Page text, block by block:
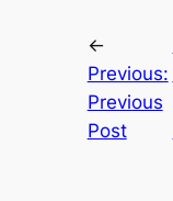
←
Previous:
Previous
Post